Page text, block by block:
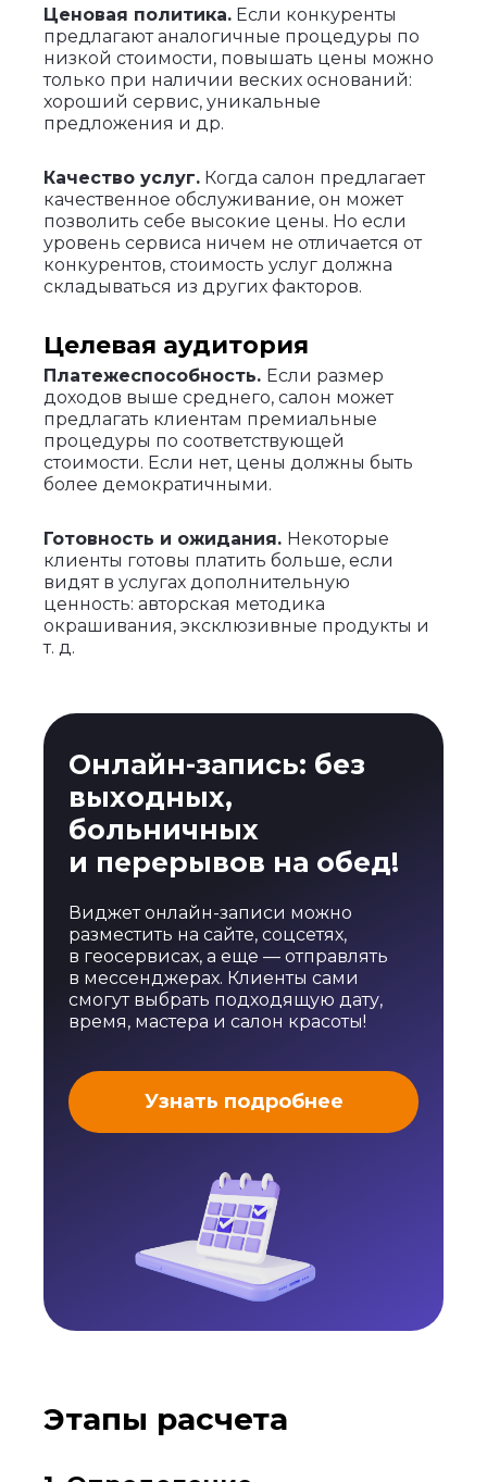
Ценовая политика. Если конкуренты
предлагают аналогичные процедуры по
низкой стоимости, повышать цены можно
только при наличии веских оснований:
хороший сервис, уникальные
предложения и др.
Качество услуг. Когда салон предлагает
качественное обслуживание, он может
позволить себе высокие цены. Но если
уровень сервиса ничем не отличается от
конкурентов, стоимость услуг должна
складываться из других факторов.
Целевая аудитория
Платежеспособность. Если размер
доходов выше среднего, салон может
предлагать клиентам премиальные
процедуры по соответствующей
стоимости. Если нет, цены должны быть
более демократичными.
Готовность и ожидания. Некоторые
клиенты готовы платить больше, если
видят в услугах дополнительную
ценность: авторская методика
окрашивания, эксклюзивные продукты и
т. д.
Онлайн-запись: без
выходных,
больничных
и перерывов на обед!
Виджет онлайн-записи можно
разместить на сайте, соцсетях,
в геосервисах, а еще — отправлять
в мессенджерах. Клиенты сами
смогут выбрать подходящую дату,
время, мастера и салон красоты!
Узнать подробнее
Этапы расчета